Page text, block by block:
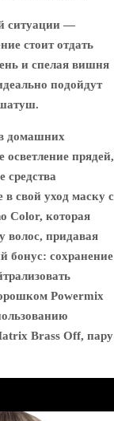
ситуации —
стоит отдать
и спелая вишня
подойдут
домашних
осветление прядей,
средства
свой уход маску с
Color, которая
волос, придавая
бонус: сохранение
Powermix
Brass Off, пару